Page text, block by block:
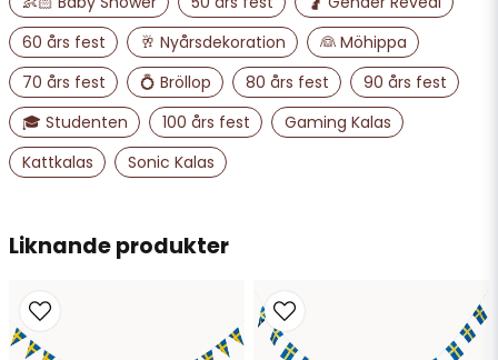
Skicka fråga
Liknande produkter
60 års fest
🥂 Nyårsdekoration
👰 Möhippa
70 års fest
💍 Bröllop 80 års fest
90 års fest
🎓 Studenten
100 års fest
Gaming Kalas
Kattkalas
Sonic Kalas